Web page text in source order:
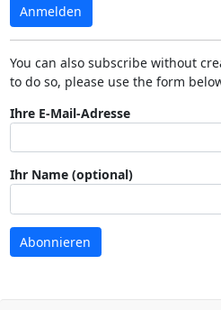
Anmelden
You can also subscribe without
to do so, please use the form
Ihre E-Mail-Adresse
Ihr Name (optional)
Abonnieren